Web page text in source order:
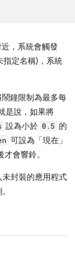
，系統會觸發
指定名稱)，系統
鐘限制為最多每
是說，如果將
設為小於 0.5 的
可設為「現在」
會響鈴。
封裝的應用程式